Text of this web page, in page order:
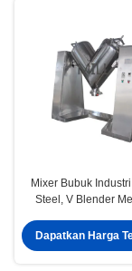
Mixer Bubuk
Steel, V Blender
Dapatkan Harga